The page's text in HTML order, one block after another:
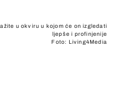
u okviru u kojom će on izgledati
ljepše i profinjenije
Foto: Living4Media